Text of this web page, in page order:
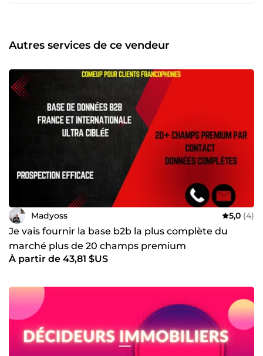
direct dans tout CRM. Extraction sur-mesure disponible :
n'importe quelle cible B2B active en France, n'importe
ans d'expérience en gestion d'entreprises — je sais
exactement ce dont un commercial a besoin pour
prospecter. Infrastructure data propriétaire : sources
officielles françaises et bases B2B professionnelles. Pas de
données revendues de seconde main. Fraîcheur garantie :
98% des contacts mis à jour il y a moins de 12 mois sur la
majorité des fichiers. DÉLAI ET LIVRAISON Fichiers
catalogue : livraison sous quelques minutes. Fichiers sur-
mesure : livraison sous quelques heures. Une question ?
Contactez-moi, je réponds rapidement.
Autres services de ce vendeur
Madyoss 5,0 (4)
Je vais fournir la base b2b la plus complète du
marché plus de 20 champs premium
À partir de 43,81 $US